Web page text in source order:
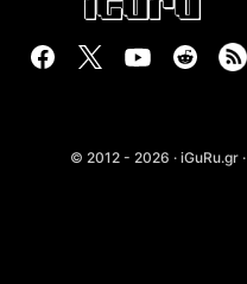
© 2012 - 2026 · iGuRu.gr ·